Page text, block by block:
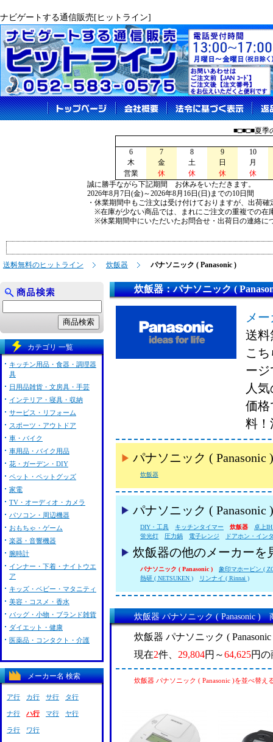
ナビゲートする通信販売[ヒットライン]
■□■□■夏季
6 7 8 9
10
木
金 土 日
月
営業
休 休 休
休
誠に勝手ながら下記期間 お休みをいただきます。
2026年8月7日(金)～2026年8月16日(日)までの10日間
・休業期間中もご注文は受け付けておりますが、出荷
※在庫が少ない商品では、まれにご注文の重複での在
※休業期間中にいただいたお問合せ・出荷日の連絡に
送料無料のヒットライン 炊飯器 パナソニック ( Panasonic )
炊飯器：パナソニック (
メ
送料
こち
ージ
人
価格
料！
パナソニック (
炊飯器
パナソニック (
DIY・工具 キッチンタイマー 炊飯器
卓上
蛍光灯
圧力鍋 電子レンジ ドアホン・イン
炊飯器の他のメーカーを
パナソニック ( Panasonic )
象印マホービン (
熱研 ( NETSUKEN )
リンナイ ( Rinnai )
炊飯器 パナソニック ( Panasonic )
炊飯器 パナソニック (
現在2件、 29,804円～64,625円
炊飯器 パナソニック ( Panasonic )を並べ替え
カテゴリ 一覧
キッチン用品・食器・調理器
具
日用品雑貨・文房具・手芸
インテリア・寝具・収納
サービス・リフォーム
スポーツ・アウトドア
車・バイク
車用品・バイク用品
花・ガーデン・DIY
ペット・ペットグッズ
家電
TV・オーディオ・カメラ
パソコン・周辺機器
おもちゃ・ゲーム
楽器・音響機器
腕時計
インナー・下着・ナイトウエ
ア
キッズ・ベビー・マタニティ
美容・コスメ・香水
バッグ・小物・ブランド雑貨
ダイエット・健康
医薬品・コンタクト・介護
メーカー名 検索
ア行 カ行 サ行 タ行
ナ行 ハ行 マ行 ヤ行
ラ行 ワ行